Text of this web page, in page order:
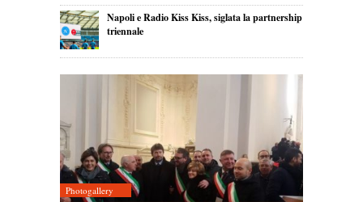
Napoli e Radio Kiss Kiss, siglata la partnership
triennale
Photogallery